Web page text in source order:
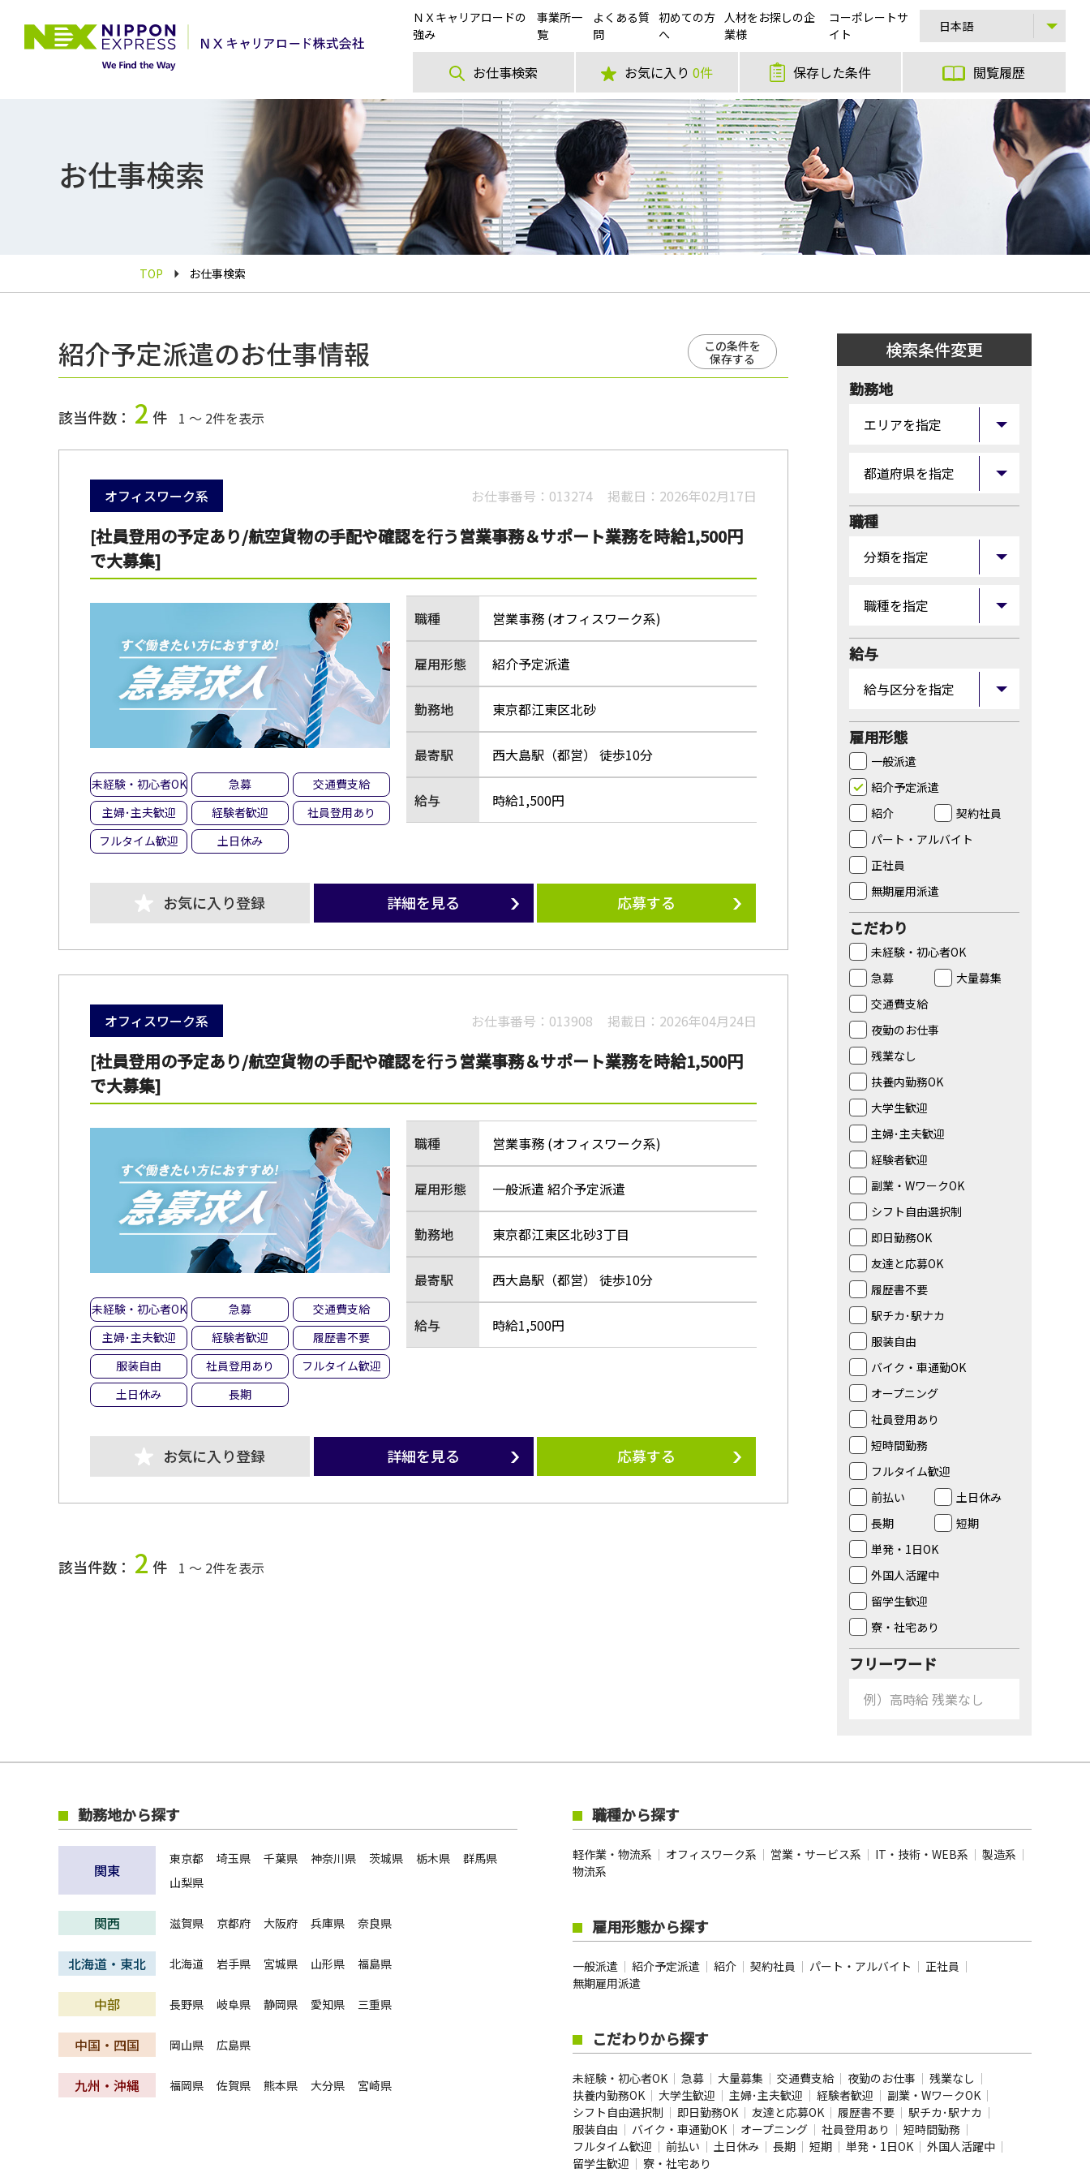
ＮＸキャリアロードの
強み
事業所一
覧
よくある質
問
初めての方
へ
人材をお探しの企
業様
コーポレートサ
イト
お仕事検索 お気に入り 0件 保存した条件 閲覧履歴
お仕事検索
TOP お仕事検索
紹介予定派遣のお仕事情報
この条件を
保存する
該当件数： 2 件 1 ～ 2件を表示
オフィスワーク系 お仕事番号： 013274 掲載日： 2026年02月17日
[社員登用の予定あり/航空貨物の手配や確認を行う営業事務＆サポート業務を時給1,500円
で大募集]
未経験・初心者OK 急募
交通費支給
主婦･主夫歓迎
経験者歓迎
社員登用あり
フルタイム歓迎
土日休み
職種 営業事務 (オフィスワーク系)
雇用形態 紹介予定派遣
勤務地 東京都江東区北砂
最寄駅 西大島駅（都営） 徒歩10分
給与 時給1,500円
お気に入り登録 詳細を見る 応募する
オフィスワーク系 お仕事番号： 013908 掲載日： 2026年04月24日
[社員登用の予定あり/航空貨物の手配や確認を行う営業事務＆サポート業務を時給1,500円
で大募集]
未経験・初心者OK 急募
交通費支給
主婦･主夫歓迎
経験者歓迎
履歴書不要
服装自由
社員登用あり
フルタイム歓迎
土日休み
長期
職種 営業事務 (オフィスワーク系)
雇用形態 一般派遣 紹介予定派遣
勤務地 東京都江東区北砂3丁目
最寄駅 西大島駅（都営） 徒歩10分
給与 時給1,500円
お気に入り登録 詳細を見る 応募する
該当件数： 2 件 1 ～ 2件を表示
検索条件変更
勤務地
職種
給与
雇用形態
一般派遣
紹介予定派遣
紹介
契約社員
パート・アルバイト
正社員
無期雇用派遣
こだわり
未経験・初心者OK
急募
大量募集
交通費支給
夜勤のお仕事
残業なし
扶養内勤務OK
大学生歓迎
主婦･主夫歓迎
経験者歓迎
副業・WワークOK
シフト自由選択制
即日勤務OK
友達と応募OK
履歴書不要
駅チカ･駅ナカ
服装自由
バイク・車通勤OK
オープニング
社員登用あり
短時間勤務
フルタイム歓迎
前払い
土日休み
長期
短期
単発・1日OK
外国人活躍中
留学生歓迎
寮・社宅あり
フリーワード
勤務地から探す
関東
東京都 埼玉県 千葉県 神奈川県 茨城県 栃木県
群馬県
山梨県
関西 滋賀県 京都府 大阪府 兵庫県 奈良県
北海道・東北 北海道 岩手県 宮城県 山形県 福島県
中部 長野県 岐阜県 静岡県 愛知県 三重県
中国・四国 岡山県 広島県
九州・沖縄 福岡県 佐賀県 熊本県 大分県 宮崎県
職種から探す
軽作業・物流系 オフィスワーク系 営業・サービス系 IT・技術・WEB系
製造系
物流系
雇用形態から探す
一般派遣 紹介予定派遣 紹介 契約社員 パート・アルバイト
正社員
無期雇用派遣
こだわりから探す
未経験・初心者OK 急募 大量募集 交通費支給 夜勤のお仕事
残業なし
扶養内勤務OK
大学生歓迎 主婦･主夫歓迎 経験者歓迎
副業・WワークOK
シフト自由選択制
即日勤務OK 友達と応募OK 履歴書不要
駅チカ･駅ナカ
服装自由
バイク・車通勤OK オープニング 社員登用あり
短時間勤務
フルタイム歓迎
前払い 土日休み 長期 短期 単発・1日OK
外国人活躍中
留学生歓迎
寮・社宅あり